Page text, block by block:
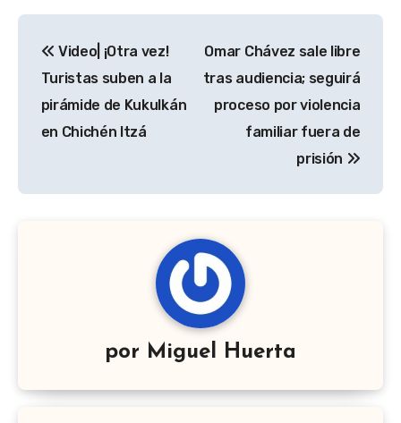
de
entradas
Video| ¡Otra vez!
Turistas suben a la
pirámide de Kukulkán
en Chichén Itzá
Omar Chávez sale libre
tras audiencia; seguirá
proceso por violencia
familiar fuera de
prisión
por Miguel Huerta